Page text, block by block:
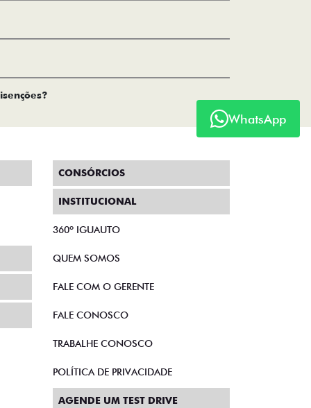
WhatsApp
CONSÓRCIOS
INSTITUCIONAL
360º IGUAUTO
QUEM SOMOS
FALE COM O GERENTE
FALE CONOSCO
TRABALHE CONOSCO
POLÍTICA DE PRIVACIDADE
AGENDE UM TEST DRIVE